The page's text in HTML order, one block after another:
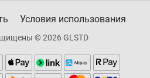
Условия использования
© 2026 GLSTD